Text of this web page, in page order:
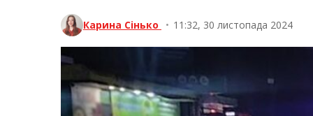
Карина Сінько • 11:32, 30 листопада 2024